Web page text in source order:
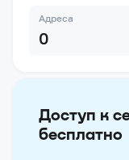
Адреса
0
Доступ к
бесплатно